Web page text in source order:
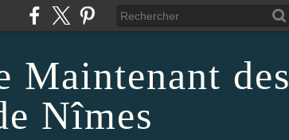
Maintenant des
Nîmes